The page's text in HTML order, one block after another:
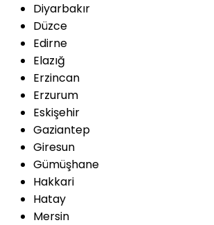
Diyarbakır
Düzce
Edirne
Elazığ
Erzincan
Erzurum
Eskişehir
Gaziantep
Giresun
Gümüşhane
Hakkari
Hatay
Mersin